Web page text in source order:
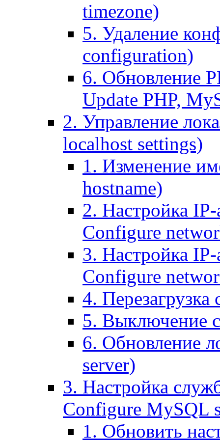
timezone)
5. Удаление
configuration)
6. Обновление
Update PHP,
2. Управление
localhost settings)
1. Изменение
hostname)
2. Настройка IP-
Configure
3. Настройка
Configure
4. Перезагрузка
5. Выключение
6. Обновление
server)
3. Настройка
Configure MySQL
1. Обновить